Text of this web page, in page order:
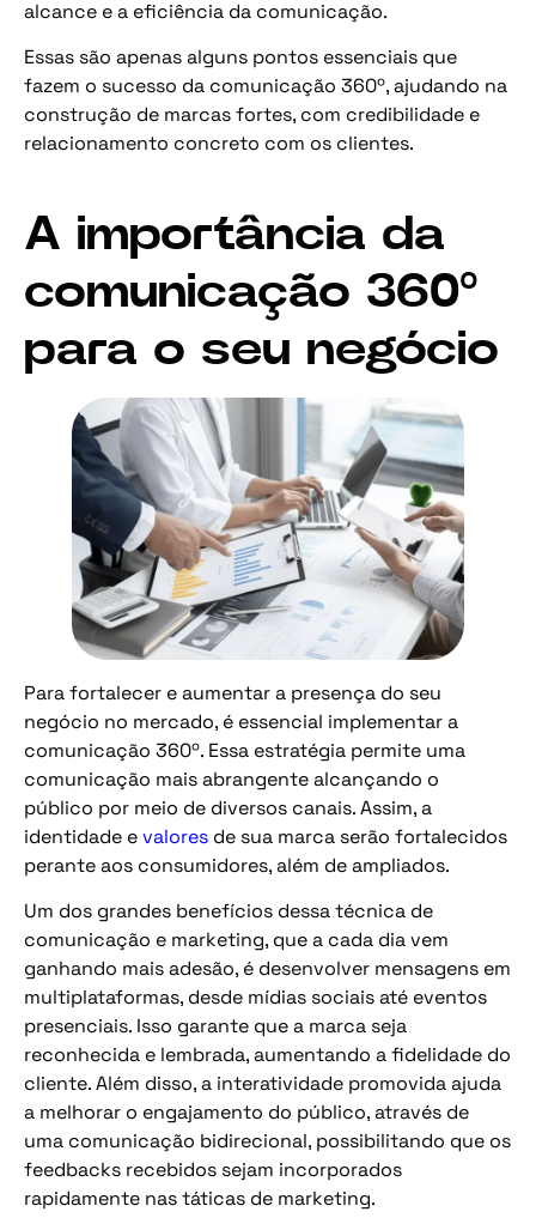
alcance e a eficiência da comunicação.
Essas são apenas alguns pontos essenciais que
fazem o sucesso da comunicação 360º, ajudando na
construção de marcas fortes, com credibilidade e
relacionamento concreto com os clientes.
A importância da
comunicação 360º
para o seu negócio
Para fortalecer e aumentar a presença do seu
negócio no mercado, é essencial implementar a
comunicação 360º. Essa estratégia permite uma
comunicação mais abrangente alcançando o
público por meio de diversos canais. Assim, a
identidade evalores de sua marca serão fortalecidos
perante aos consumidores, além de ampliados.
Um dos grandes benefícios dessa técnica de
comunicação e marketing, que a cada dia vem
ganhando mais adesão, é desenvolver mensagens em
multiplataformas, desde mídias sociais até eventos
presenciais. Isso garante que a marca seja
reconhecida e lembrada, aumentando a fidelidade do
cliente. Além disso, a interatividade promovida ajuda
a melhorar o engajamento do público, através de
uma comunicação bidirecional, possibilitando que os
feedbacks recebidos sejam incorporados
rapidamente nas táticas de marketing.